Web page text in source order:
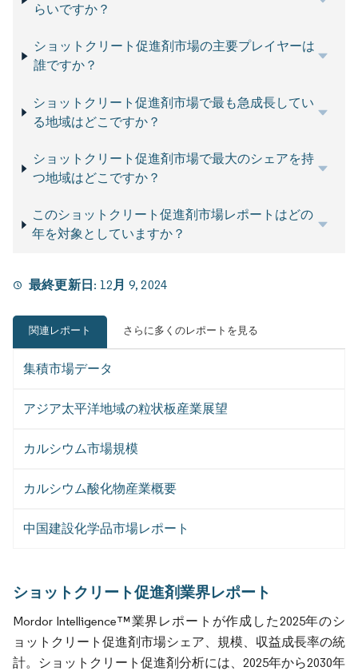
らいですか？
ショットクリート促進剤市場の主要プレイヤーは
誰ですか？
ショットクリート促進剤市場で最も急成長してい
る地域はどこですか？
ショットクリート促進剤市場で最大のシェアを持
つ地域はどこですか？
このショットクリート促進剤市場レポートはどの
年を対象としていますか？
最終更新日: 12月 9, 2024
関連レポート さらに多くのレポートを見る
集積市場データ
アジア太平洋地域の粒状板産業展望
カルシウム市場規模
カルシウム酸化物産業概要
中国建設化学品市場レポート
ショットクリート促進剤業界レポート
Mordor Intelligence™業界レポートが作成した2025年のシ
ョットクリート促進剤市場シェア、規模、収益成長率の統
計。ショットクリート促進剤分析には、2025年から2030年